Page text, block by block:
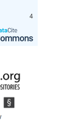
4